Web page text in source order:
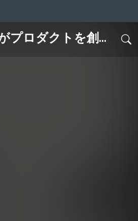
プロダクトを創...